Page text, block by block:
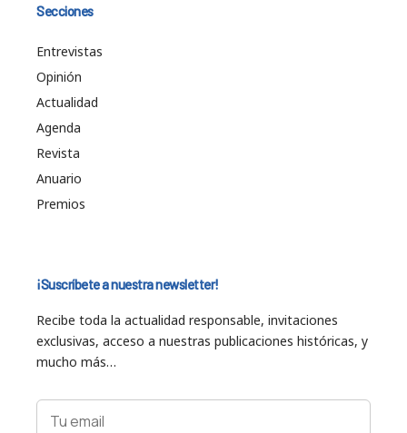
Secciones
Entrevistas
Opinión
Actualidad
Agenda
Revista
Anuario
Premios
¡Suscríbete a nuestra newsletter!
Recibe toda la actualidad responsable, invitaciones
exclusivas, acceso a nuestras publicaciones históricas, y
mucho más…